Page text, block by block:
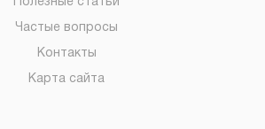
Частые вопросы
Контакты
Карта сайта